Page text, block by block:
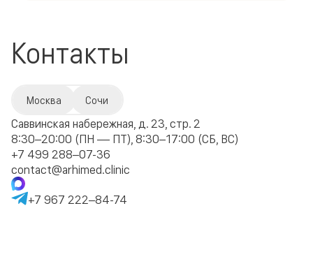
Контакты
Москва Сочи
Саввинская набережная, д. 23, стр. 2
8:30–20:00 (ПН — ПТ), 8:30–17:00 (СБ, ВС)
+7 499 288–07-36
contact@arhimed.clinic
+7 967 222–84-74